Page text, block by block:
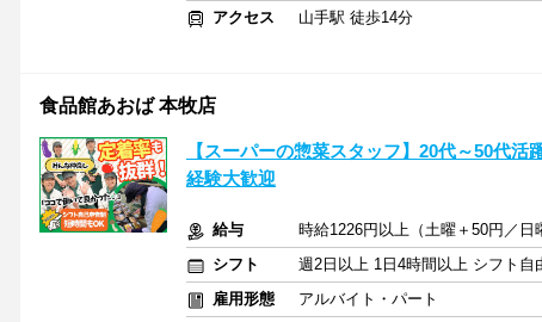
アクセス 山手駅 徒歩14分
食品館あおば 本牧店
【スーパーの惣菜スタッフ】20代～50代
経験大歓迎
給与
時給1226円以上（土曜＋50円／日
シフト
週2日以上 1日4時間以上 シフト自
雇用形態
アルバイト・パート